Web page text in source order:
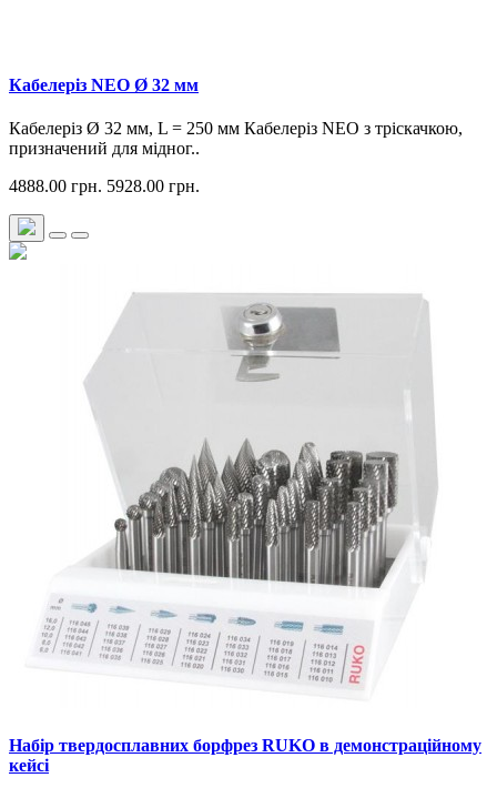
Кабелеріз NEO Ø 32 мм
Кабелеріз Ø 32 мм, L = 250 мм Кабелеріз NEO з тріскачкою,
призначений для мідног..
4888.00 грн. 5928.00 грн.
Набір твердосплавних борфрез RUKO в демонстраційному
кейсі